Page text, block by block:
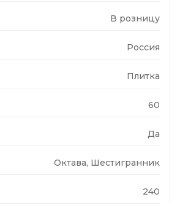
В розницу
Россия
Плитка
60
Да
Октава, Шестигранник
240